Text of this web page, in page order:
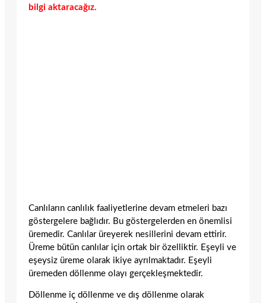
bilgi aktaracağız.
Canlıların canlılık faaliyetlerine devam etmeleri bazı
göstergelere bağlıdır. Bu göstergelerden en önemlisi
üremedir. Canlılar üreyerek nesillerini devam ettirir.
Üreme bütün canlılar için ortak bir özelliktir. Eşeyli ve
eşeysiz üreme olarak ikiye ayrılmaktadır. Eşeyli
üremeden döllenme olayı gerçekleşmektedir.
Döllenme iç döllenme ve dış döllenme olarak